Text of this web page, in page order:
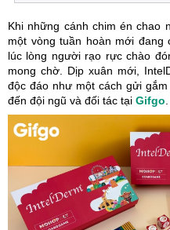
Khi những cánh chim én chao
một vòng tuần hoàn mới
lúc lòng người rạo rực chào
mong chờ. Dịp xuân mới,
độc đáo như một cách gửi
đến đội ngũ và đối tác tại Gifgo